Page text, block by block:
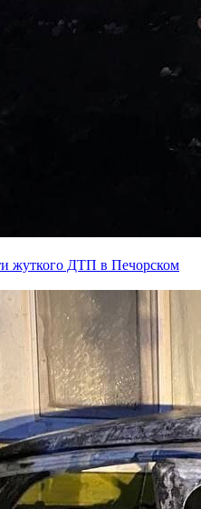
жуткого ДТП в Печорском